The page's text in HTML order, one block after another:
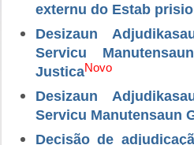
externu do Estab
Desizaun
Servicu
JusticaNovo
Desizaun
Servicu Manutensaun
Decisão de